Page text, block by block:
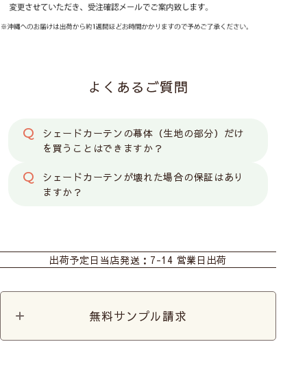
よくあるご質問
シェードカーテンの幕体（生地の部分）だけ
を買うことはできますか？
シェードカーテンが壊れた場合の保証はあり
ますか？
出荷予定日 当店発送：7-14 営業日出荷
無料サンプル請求